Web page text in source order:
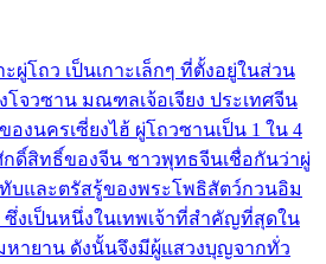
ผู่โถว เป็นเกาะเล็กๆ ที่ตั้งอยู่ในส่วน
โจวซาน มณฑลเจ้อเจียง ประเทศจีน
งนครเซี่ยงไฮ้ ผู่โถวซานเป็น 1 ใน 4
ดิ์สิทธิ์ของจีน ชาวพุทธจีนเชื่อกันว่าผู่
บและตรัสรู้ของพระโพธิสัตว์กวนอิม
งเป็นหนึ่งในเทพเจ้าที่สำคัญที่สุดใน
ายาน ดังนั้นจึงมีผู้แสวงบุญจากทั่ว